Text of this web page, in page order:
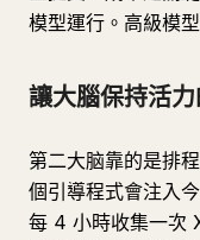
模型運行。高級模
讓大腦保持活力
第二大脑靠的是排
個引導程式會注入
每 4 小時收集一次